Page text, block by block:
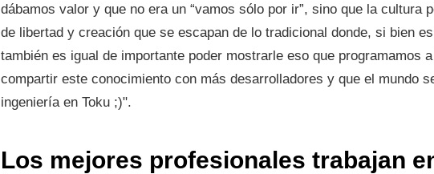
dábamos valor y que no era un “vamos sólo por ir”, sino que la cultura
de libertad y creación que se escapan de lo tradicional donde, si bien
también es igual de importante poder mostrarle eso que programamos
compartir este conocimiento con más desarrolladores y que el mundo
ingeniería en Toku ;)".
Los mejores profesionales trabajan